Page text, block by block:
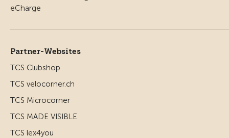
Partner-Websites
TCS Clubshop
TCS velocorner.ch
TCS Microcorner
TCS MADE VISIBLE
TCS lex4you